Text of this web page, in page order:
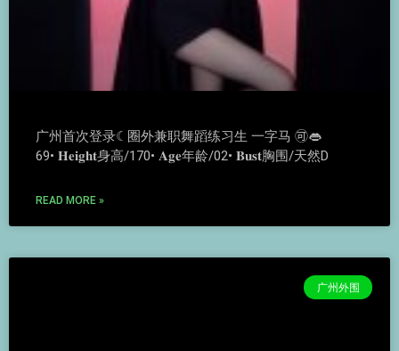
广州首次登录☾圈外兼职舞蹈练习生 一字马 🉑👄
69• 𝐇𝐞𝐢𝐠𝐡𝐭身高/170• 𝐀𝐠𝐞年龄/02• 𝐁𝐮𝐬𝐭胸围/天然D
READ MORE »
广州外围